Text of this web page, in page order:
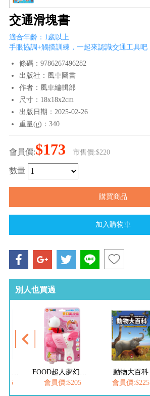
交通滑塊書
適合年齡：1歲以上
手眼協調+觸摸訓練，一起來認識交通工具吧
條碼：9786267496282
出版社：風車圖書
作者：風車編輯部
尺寸：18x18x2cm
出版日期：2025-02-26
重量(g)：340
會員價:$173 市售價:$220
數量
別人也買過
會員價:$205
動物大百科
會員價:$225